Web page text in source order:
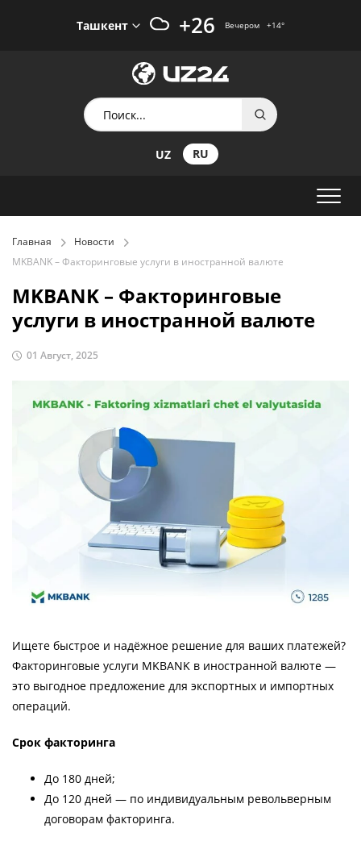
Ташкент +26 Вечером +14°
UZ RU
Главная
Новости
MKBANK – Факторинговые услуги в иностранной валюте
MKBANK – Факторинговые
услуги в иностранной валюте
01 Август, 2025
Ищете быстрое и надёжное решение для ваших платежей?
Факторинговые услуги MKBANK в иностранной валюте —
это выгодное предложение для экспортных и импортных
операций.
Срок факторинга
До 180 дней;
До 120 дней — по индивидуальным револьверным
договорам факторинга.